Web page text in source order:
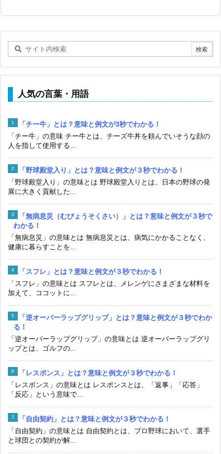
人気の言葉・用語
「チー牛」とは？意味と例文が3秒でわかる！
「チー牛」の意味 チー牛とは、チーズ牛丼を頼んでいそうな顔の
人を指して使用する...
「野球殿堂入り」とは？意味と例文が３秒でわかる！
「野球殿堂入り」の意味とは 野球殿堂入りとは、日本の野球の発
展に大きく貢献した...
「無病息災（むびょうそくさい）」とは？意味と例文が３秒で
わかる！
「無病息災」の意味とは 無病息災とは、病気にかかることなく、
健康に暮らすことを...
「スフレ」とは？意味と例文が３秒でわかる！
「スフレ」の意味とは スフレとは、メレンゲにさまざまな材料を
加えて、ココットに...
「逆オーバーラップグリップ」とは？意味と例文が３秒でわか
る！
「逆オーバーラップグリップ」の意味とは 逆オーバーラップグリ
ップとは、ゴルフの...
「レスポンス」とは？意味と例文が３秒でわかる！
「レスポンス」の意味とは レスポンスとは、「返事」「応答」
「反応」という意味で...
「自由契約」とは？意味と例文が３秒でわかる！
「自由契約」の意味とは 自由契約とは、プロ野球において、選手
と球団との契約が解...